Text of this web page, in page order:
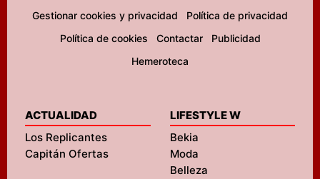
Gestionar cookies y privacidad
Política de privacidad
Política de cookies
Contactar
Publicidad
Hemeroteca
ACTUALIDAD
Los Replicantes
Capitán Ofertas
LIFESTYLE W
Bekia
Moda
Belleza